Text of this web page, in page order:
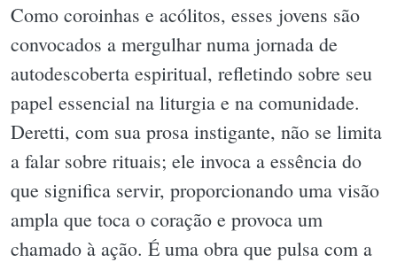
Como coroinhas e acólitos, esses jovens são
convocados a mergulhar numa jornada de
autodescoberta espiritual, refletindo sobre seu
papel essencial na liturgia e na comunidade.
Deretti, com sua prosa instigante, não se limita
a falar sobre rituais; ele invoca a essência do
que significa servir, proporcionando uma visão
ampla que toca o coração e provoca um
chamado à ação. É uma obra que pulsa com a